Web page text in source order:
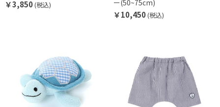
￥3,850(税込)
ー(50~75cm)
￥10,450(税込)